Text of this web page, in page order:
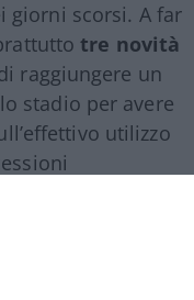
giorni scorsi. A far
tre novità
raggiungere un
stadio per avere
utilizzo